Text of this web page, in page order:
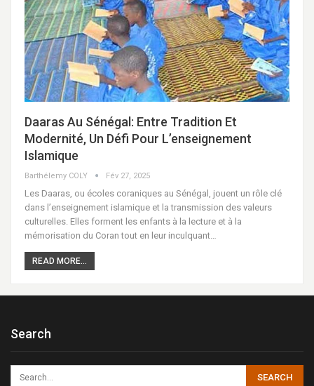
Daaras Au Sénégal: Entre Tradition Et
Modernité, Un Défi Pour L’enseignement
Islamique
Barthélemy COLY Fév 27, 2025
Les Daaras, ou écoles coraniques au Sénégal, jouent un rôle clé
dans l’enseignement islamique et la transmission des valeurs
culturelles. Elles forment les enfants à la lecture et à la
mémorisation du Coran tout en leur inculquant…
READ MORE...
Search